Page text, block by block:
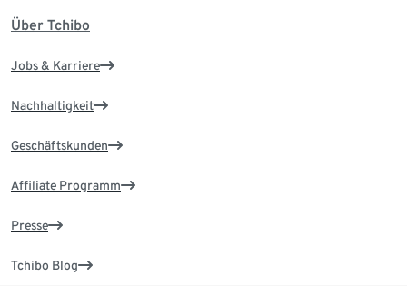
Über Tchibo
Jobs & Karriere
Nachhaltigkeit
Geschäftskunden
Affiliate Programm
Presse
Tchibo Blog